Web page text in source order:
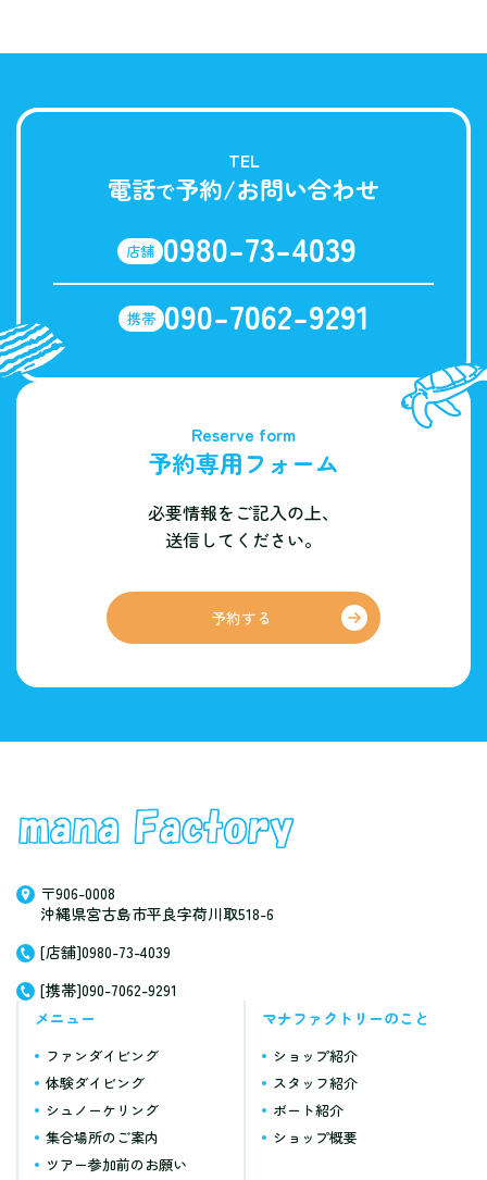
TEL
電話で予約/お問い合わせ
店舗 0980-73-4039
携帯 090-7062-9291
Reserve form
予約専用フォーム
必要情報をご記入の上、
送信してください。
予約する
〒906-0008
沖縄県宮古島市平良字荷川取518-6
[店舗]0980-73-4039
[携帯]090-7062-9291
メニュー
ファンダイビング
体験ダイビング
シュノーケリング
集合場所のご案内
ツアー参加前のお願い
マナファクトリーのこと
ショップ紹介
スタッフ紹介
ボート紹介
ショップ概要